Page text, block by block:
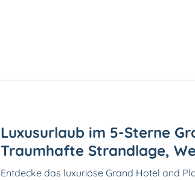
Luxusurlaub im 5-Sterne
Traumhafte Strandlage,
Entdecke das luxuriöse Grand Hotel and